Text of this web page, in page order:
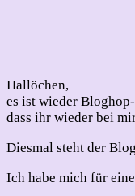
Hallöchen,
es ist wieder
dass ihr wieder bei
Diesmal steht der
Ich habe mich für